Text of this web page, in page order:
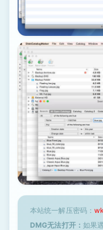
本站统一解压密码：
DMG无法打开： 如果